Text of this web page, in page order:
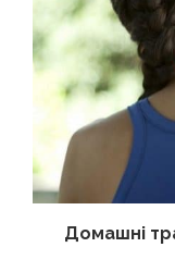
Домашні